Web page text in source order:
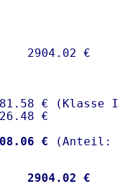
€ (Klasse I)
€
€
2904.02 €